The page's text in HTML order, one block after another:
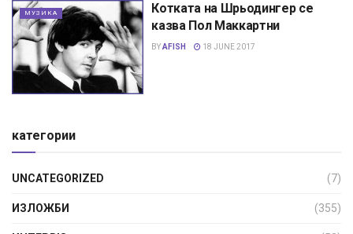
МУЗИКА
Котката на Шрьодингер се
казва Пол Маккартни
BYAFISH 18 JUNE 2017
категории
UNCATEGORIZED (7)
ИЗЛОЖБИ (355)